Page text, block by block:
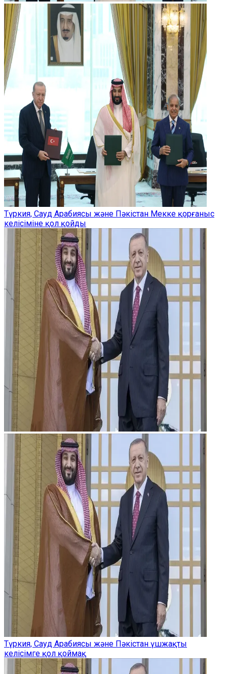
Түркия, Сауд Арабиясы және Пәкістан Мекке қорғаныс
келісіміне қол қойды
Түркия, Сауд Арабиясы және Пәкістан үшжақты
келісімге қол қоймақ